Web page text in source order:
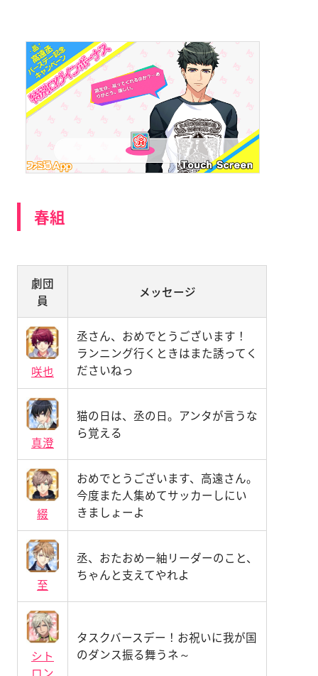
春組
劇団
員
メッセージ
咲也
丞さん、おめでとうございます！
ランニング行くときはまた誘ってく
ださいねっ
真澄
猫の日は、丞の日。アンタが言うな
ら覚える
綴
おめでとうございます、高遠さん。
今度また人集めてサッカーしにい
きましょーよ
至
丞、おたおめー紬リーダーのこと、
ちゃんと支えてやれよ
シト
ロン
タスクバースデー！お祝いに我が国
のダンス振る舞うネ～